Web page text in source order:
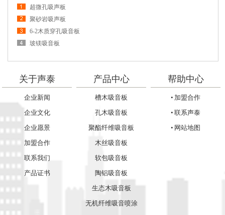
超微孔吸声板
聚砂岩吸声板
6-2木质穿孔吸音板
玻镁吸音板
关于声泰
企业新闻
企业文化
企业愿景
加盟合作
联系我们
产品证书
产品中心
槽木吸音板
孔木吸音板
聚酯纤维吸音板
木丝吸音板
软包吸音板
陶铝吸音板
生态木吸音板
无机纤维吸音喷涂
帮助中心
• 加盟合作
• 联系声泰
• 网站地图